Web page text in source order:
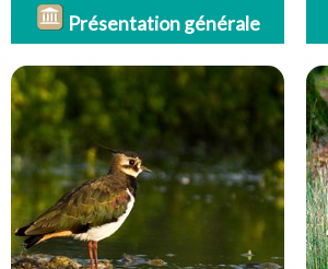
Présentation générale